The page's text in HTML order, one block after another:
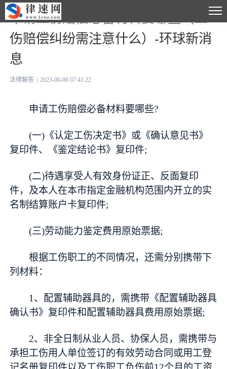
申请工伤赔偿必备材料要哪些（工
伤赔偿纠纷需注意什么）-环球新消
息
法律解答 2023-06-06 07:41:22
申请工伤赔偿必备材料要哪些?
(一)《认定工伤决定书》或《确认意见书》
复印件、《鉴定结论书》复印件;
(二)待遇享受人有效身份证正、反面复印
件，及本人在本市指定金融机构范围内开立的实
名制结算账户卡复印件;
(三)劳动能力鉴定费用原始票据;
根据工伤职工的不同情况，还需分别携带下
列材料：
1、配置辅助器具的，需携带《配置辅助器具
确认书》复印件和配置辅助器具费用原始票据;
2、非全日制从业人员、协保人员，需携带与
承担工伤用人单位签订的有效劳动合同或用工登